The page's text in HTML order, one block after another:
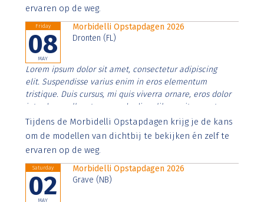
ervaren op de weg.
Friday
08
MAY
Morbidelli Opstapdagen 2026
Dronten (FL)
Lorem ipsum dolor sit amet, consectetur adipiscing
elit. Suspendisse varius enim in eros elementum
tristique. Duis cursus, mi quis viverra ornare, eros dolor
interdum nulla, ut commodo diam libero vitae erat.
Aenean faucibus nibh et justo cursus id rutrum lorem
imperdiet. Nunc ut sem vitae risus tristique posuere.
Tijdens de Morbidelli Opstapdagen krijg je de kans
om de modellen van dichtbij te bekijken én zelf te
ervaren op de weg.
Saturday
02
MAY
Morbidelli Opstapdagen 2026
Grave (NB)